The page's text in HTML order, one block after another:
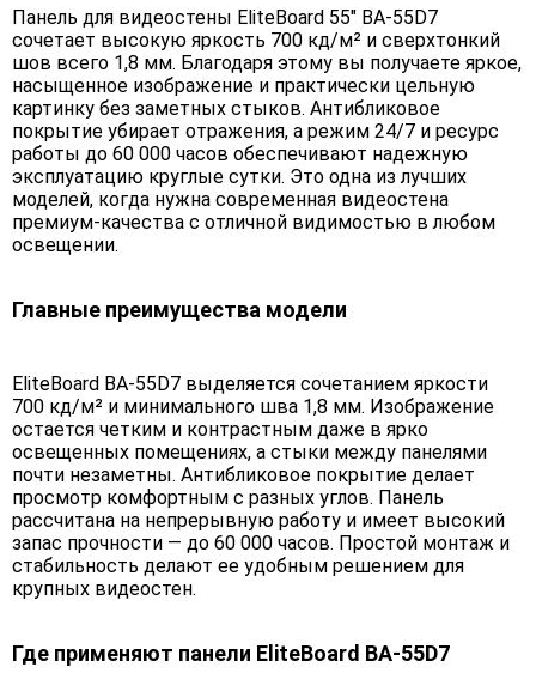
Панель для видеостены EliteBoard 55" BA-55D7
сочетает высокую яркость 700 кд/м² и сверхтонкий
шов всего 1,8 мм. Благодаря этому вы получаете яркое,
насыщенное изображение и практически цельную
картинку без заметных стыков. Антибликовое
покрытие убирает отражения, а режим 24/7 и ресурс
работы до 60 000 часов обеспечивают надежную
эксплуатацию круглые сутки. Это одна из лучших
моделей, когда нужна современная видеостена
премиум-качества с отличной видимостью в любом
освещении.
Главные преимущества модели
EliteBoard BA-55D7 выделяется сочетанием яркости
700 кд/м² и минимального шва 1,8 мм. Изображение
остается четким и контрастным даже в ярко
освещенных помещениях, а стыки между панелями
почти незаметны. Антибликовое покрытие делает
просмотр комфортным с разных углов. Панель
рассчитана на непрерывную работу и имеет высокий
запас прочности — до 60 000 часов. Простой монтаж и
стабильность делают ее удобным решением для
крупных видеостен.
Где применяют панели EliteBoard BA-55D7